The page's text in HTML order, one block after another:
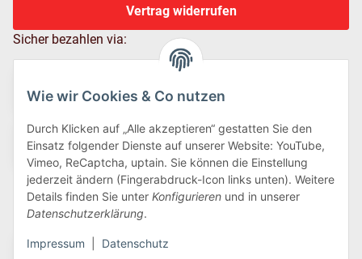
Wie wir Cookies & Co nutzen
Durch Klicken auf „Alle akzeptieren“ gestatten Sie den
Einsatz folgender Dienste auf unserer Website: YouTube,
Vimeo, ReCaptcha, uptain. Sie können die Einstellung
jederzeit ändern (Fingerabdruck-Icon links unten). Weitere
Details finden Sie unter Konfigurieren und in unserer
Datenschutzerklärung.
Impressum Datenschutz
Vertrag widerrufen
Sicher bezahlen via:
Wir versenden via: